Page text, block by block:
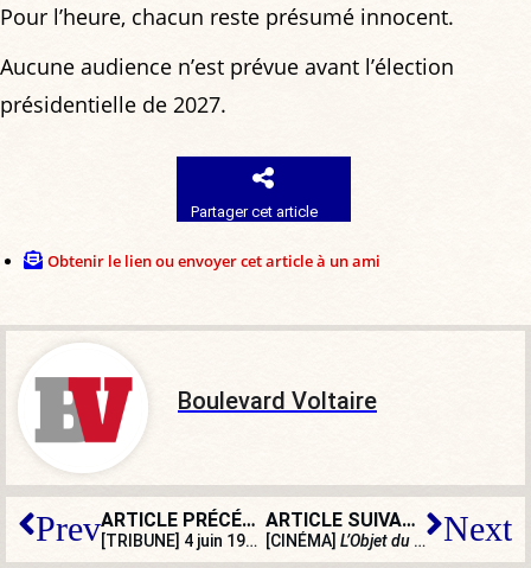
Pour l’heure, chacun reste présumé innocent.
Aucune audience n’est prévue avant l’élection
présidentielle de 2027.
Partager cet article
Obtenir le lien ou envoyer cet article à un ami
Boulevard Voltaire
Prev ARTICLE PRÉCÉDENT
[TRIBUNE] 4 juin 1936 : quand le gouvernement Blum de Front populaire entrait en fonction
ARTICLE SUIVANT
[CINÉMA] L’Objet du délit , quand
Next